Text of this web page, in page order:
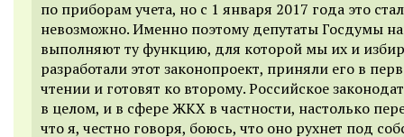
по приборам учета, но с 1 января 2017 года это
невозможно. Именно поэтому депутаты Госдумы
выполняют ту функцию, для которой мы их и
разработали этот законопроект, приняли его в
чтении и готовят ко второму. Российское
в целом, и в сфере ЖКХ в частности, настолько
что я, честно говоря, боюсь, что оно рухнет под